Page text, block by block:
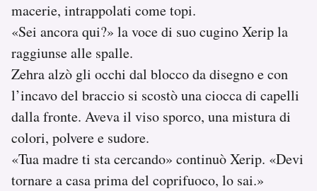
macerie, intrappolati come topi.
«Sei ancora qui?» la voce di suo cugino Xerip la
raggiunse alle spalle.
Zehra alzò gli occhi dal blocco da disegno e con
l’incavo del braccio si scostò una ciocca di capelli
dalla fronte. Aveva il viso sporco, una mistura di
colori, polvere e sudore.
«Tua madre ti sta cercando» continuò Xerip. «Devi
tornare a casa prima del coprifuoco, lo sai.»